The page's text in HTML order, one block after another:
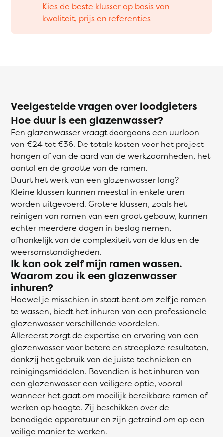
Kies de beste klusser op basis van
kwaliteit, prijs en referenties
Veelgestelde vragen over loodgieters
Hoe duur is een glazenwasser?
Een glazenwasser vraagt doorgaans een uurloon
van €24 tot €36. De totale kosten voor het project
hangen af van de aard van de werkzaamheden, het
aantal en de grootte van de ramen.
Duurt het werk van een glazenwasser lang?
Kleine klussen kunnen meestal in enkele uren
worden uitgevoerd. Grotere klussen, zoals het
reinigen van ramen van een groot gebouw, kunnen
echter meerdere dagen in beslag nemen,
afhankelijk van de complexiteit van de klus en de
weersomstandigheden.
Ik kan ook zelf mijn ramen wassen.
Waarom zou ik een glazenwasser
inhuren?
Hoewel je misschien in staat bent om zelf je ramen
te wassen, biedt het inhuren van een professionele
glazenwasser verschillende voordelen.
Allereerst zorgt de expertise en ervaring van een
glazenwasser voor betere en streeploze resultaten,
dankzij het gebruik van de juiste technieken en
reinigingsmiddelen. Bovendien is het inhuren van
een glazenwasser een veiligere optie, vooral
wanneer het gaat om moeilijk bereikbare ramen of
werken op hoogte. Zij beschikken over de
benodigde apparatuur en zijn getraind om op een
veilige manier te werken.